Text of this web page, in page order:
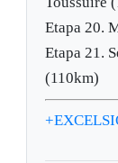
Etapa 20.
Etapa 21.
(110km)